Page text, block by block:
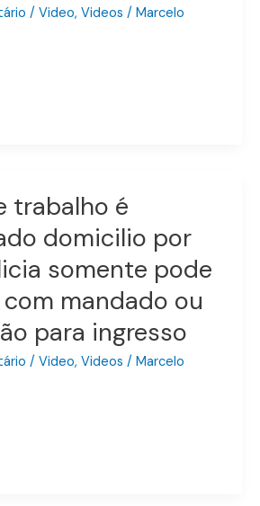
/ Video, Videos / Marcelo
trabalho é
domicilio por
somente pode
mandado ou
para ingresso
/ Video, Videos / Marcelo